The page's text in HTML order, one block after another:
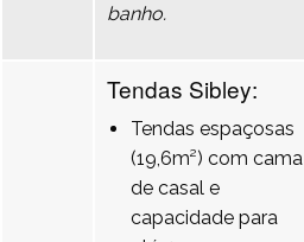
banho.
Tendas Sibley:
Tendas espaçosas
(19,6m²) com cama
de casal e
capacidade para